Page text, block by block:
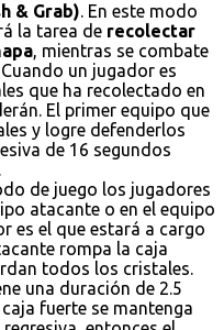
& Grab). En este modo
la tarea de recolectar
, mientras se combate
un jugador es
que ha recolectado en
El primer equipo que
y logre defenderlos
de 16 segundos
de juego los jugadores
atacante o en el equipo
es el que estará a cargo
rompa la caja
todos los cristales.
una duración de 2.5
fuerte se mantenga